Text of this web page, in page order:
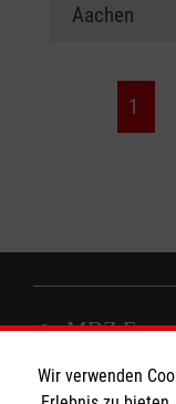
Aachen
1
MBZ
Wir verwenden